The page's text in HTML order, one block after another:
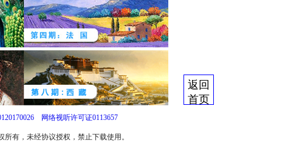
返回
首页
网络视听许可证0113657
有，未经协议授权，禁止下载使用。